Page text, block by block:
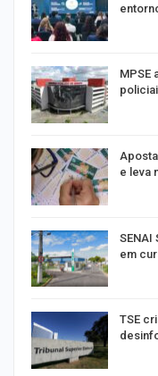
MPSE
e leva
SENAI
em
TSE